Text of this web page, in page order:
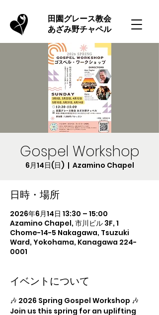
​田園グレース教会
あざみ野チャペル
Gospel Workshop
6月14日(日)
  |
Azamino Chapel
日時・場所
2026年6月14日 13:30 – 15:00
Azamino Chapel, 市川ビル 3F, 1
Chome-14-5 Nakagawa, Tsuzuki
Ward, Yokohama, Kanagawa 224-
0001
イベントについて
🎶 2026 Spring Gospel Workshop 🎶
Join us this spring for an uplifting